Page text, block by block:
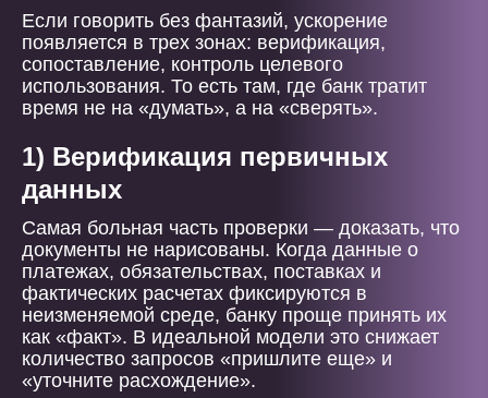
Если говорить без фантазий, ускорение
появляется в трех зонах: верификация,
сопоставление, контроль целевого
использования. То есть там, где банк тратит
время не на «думать», а на «сверять».
1) Верификация первичных
данных
Самая больная часть проверки — доказать, что
документы не нарисованы. Когда данные о
платежах, обязательствах, поставках и
фактических расчетах фиксируются в
неизменяемой среде, банку проще принять их
как «факт». В идеальной модели это снижает
количество запросов «пришлите еще» и
«уточните расхождение».